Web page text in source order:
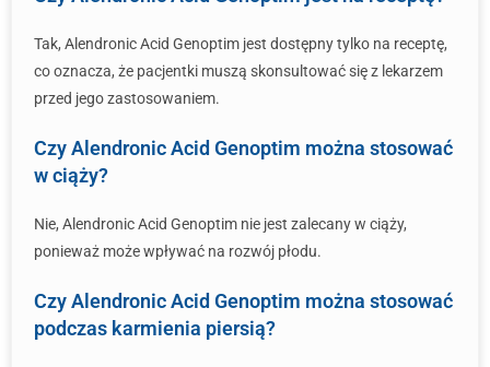
Tak, Alendronic Acid Genoptim jest dostępny tylko na receptę,
co oznacza, że pacjentki muszą skonsultować się z lekarzem
przed jego zastosowaniem.
Czy Alendronic Acid Genoptim można stosować
w ciąży?
Nie, Alendronic Acid Genoptim nie jest zalecany w ciąży,
ponieważ może wpływać na rozwój płodu.
Czy Alendronic Acid Genoptim można stosować
podczas karmienia piersią?